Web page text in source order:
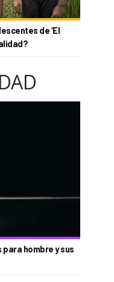
de ‘El
hombre y sus